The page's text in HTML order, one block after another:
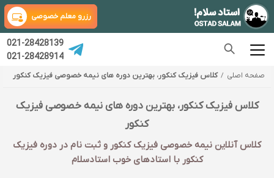
رزرو معلم خصوصی
021-28428139
021-28428914
صفحه اصلی کلاس فیزیک کنکور، بهترین دوره های نیمه خصوصی فیزیک کنکور
کلاس فیزیک کنکور، بهترین دوره های نیمه خصوصی فیزیک
کنکور
کلاس آنلاین نیمه خصوصی فیزیک کنکور و ثبت نام در دوره فیزیک
کنکور با‌ استادهای خوب استادسلام